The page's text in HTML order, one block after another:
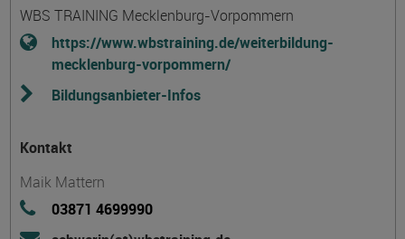
WBS TRAINING Mecklenburg-Vorpommern
https://www.wbstraining.de/weiterbildung-
mecklenburg-vorpommern/
Bildungsanbieter-Infos
Kontakt
Maik Mattern
03871 4699990